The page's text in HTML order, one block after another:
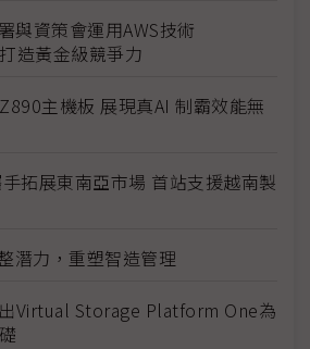
與資策會運用AWS技術
造黃金級競爭力
主機板 展現真AI 制霸效能無
拓展東南亞市場 首站支援越南製
潛力，重塑智造管理
Virtual Storage Platform One為